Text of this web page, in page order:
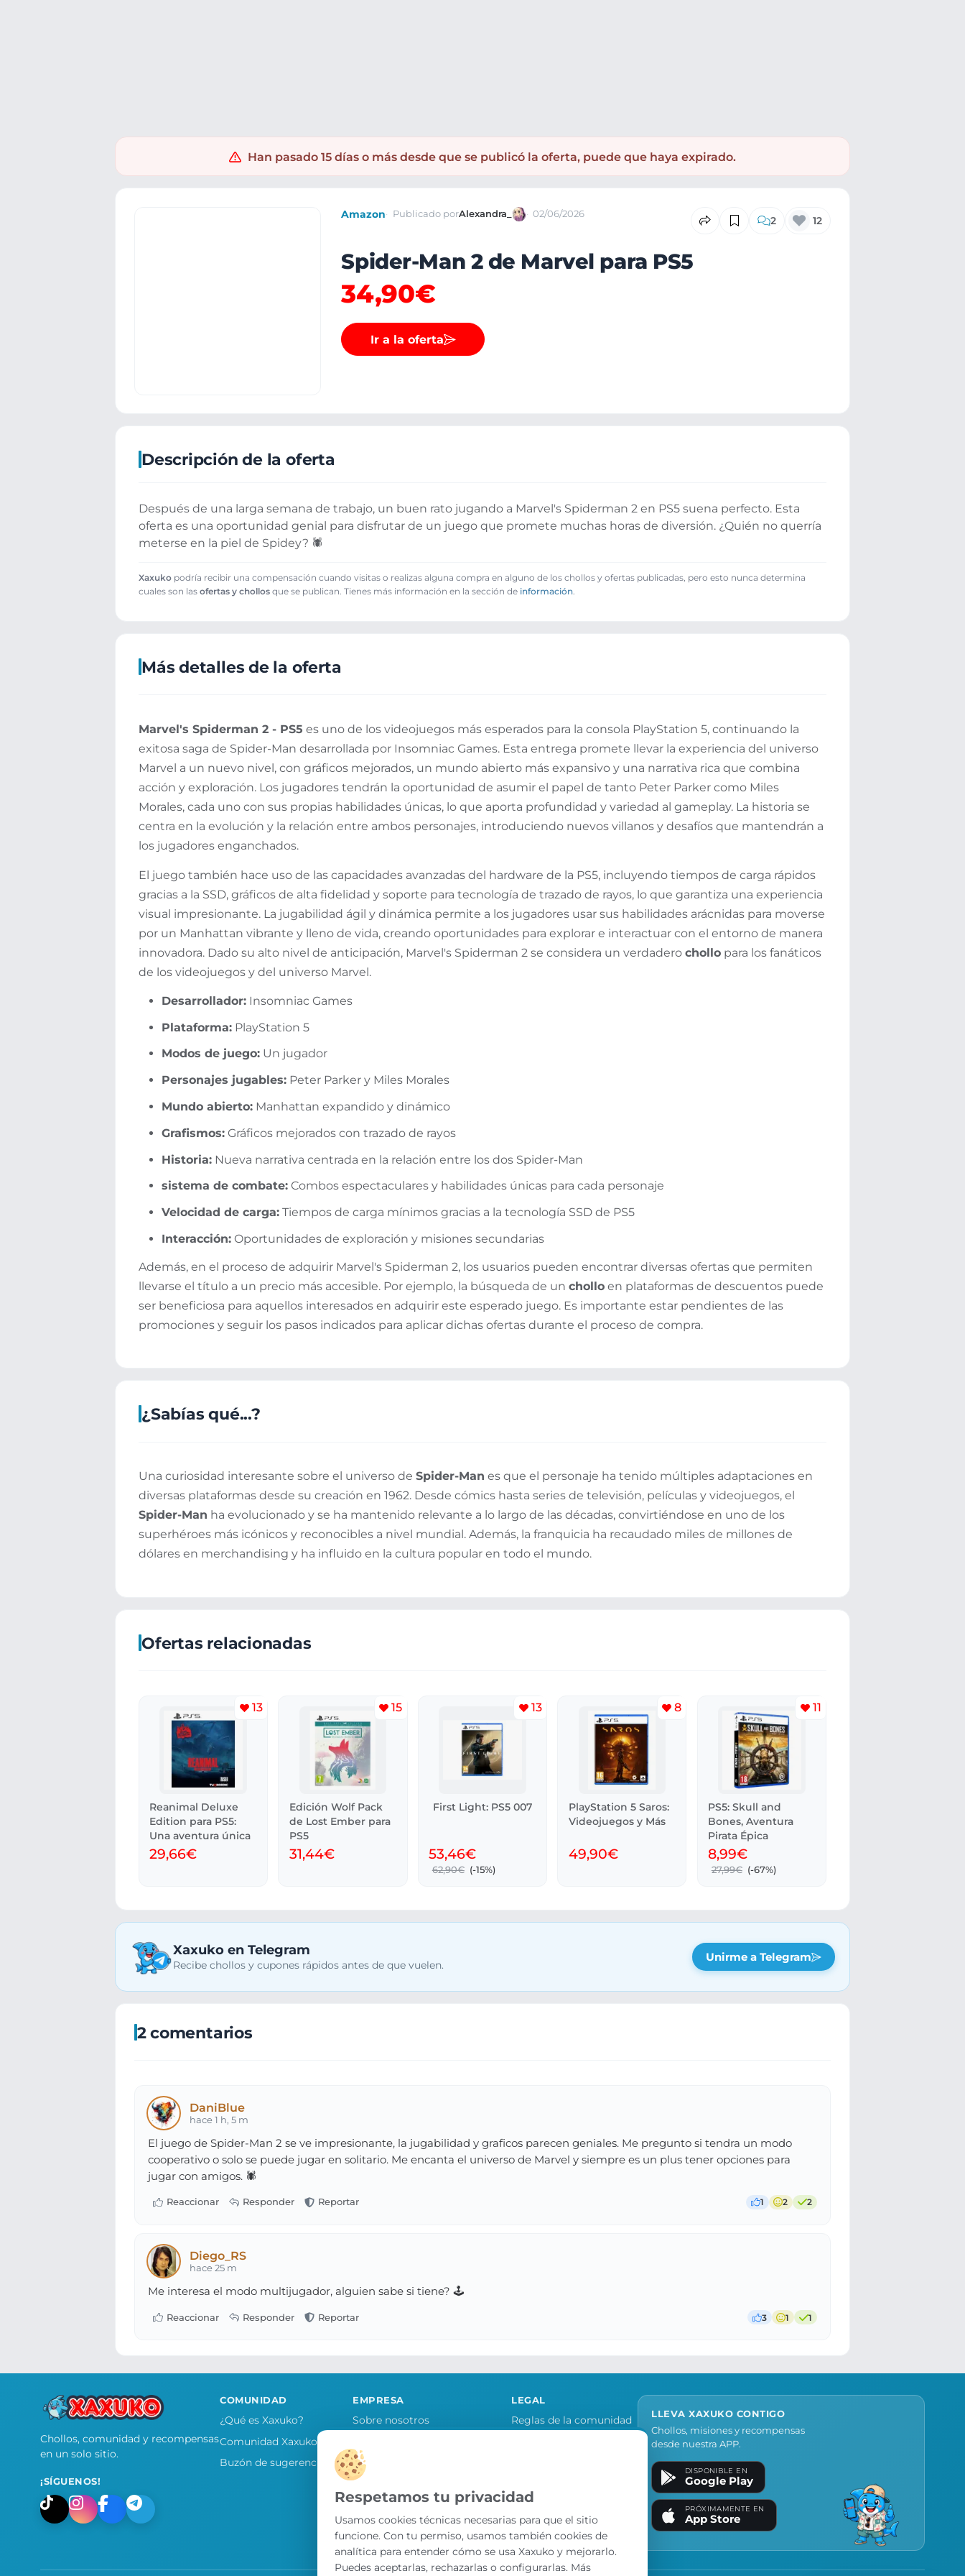
Han pasado 15 días o más desde que se publicó la oferta, puede que haya expirado.
Amazon Publicado porAlexandra_ 02/06/2026 2 12
Spider-Man 2 de Marvel para PS5
34,90€
Ir a la oferta
Descripción de la oferta
Después de una larga semana de trabajo, un buen rato jugando a Marvel's Spiderman 2 en PS5 suena perfecto. Esta
oferta es una oportunidad genial para disfrutar de un juego que promete muchas horas de diversión. ¿Quién no querría
meterse en la piel de Spidey? 🕷️
Xaxuko podría recibir una compensación cuando visitas o realizas alguna compra en alguno de los chollos y ofertas publicadas, pero esto nunca determina
cuales son las ofertas y chollos que se publican. Tienes más información en la sección de información
Más detalles de la oferta
Marvel's Spiderman 2 - PS5 es uno de los videojuegos más esperados para la consola PlayStation 5, continuando la
exitosa saga de Spider-Man desarrollada por Insomniac Games. Esta entrega promete llevar la experiencia del universo
Marvel a un nuevo nivel, con gráficos mejorados, un mundo abierto más expansivo y una narrativa rica que combina
acción y exploración. Los jugadores tendrán la oportunidad de asumir el papel de tanto Peter Parker como Miles
Morales, cada uno con sus propias habilidades únicas, lo que aporta profundidad y variedad al gameplay. La historia se
centra en la evolución y la relación entre ambos personajes, introduciendo nuevos villanos y desafíos que mantendrán a
los jugadores enganchados.
El juego también hace uso de las capacidades avanzadas del hardware de la PS5, incluyendo tiempos de carga rápidos
gracias a la SSD, gráficos de alta fidelidad y soporte para tecnología de trazado de rayos, lo que garantiza una experiencia
visual impresionante. La jugabilidad ágil y dinámica permite a los jugadores usar sus habilidades arácnidas para moverse
por un Manhattan vibrante y lleno de vida, creando oportunidades para explorar e interactuar con el entorno de manera
innovadora. Dado su alto nivel de anticipación, Marvel's Spiderman 2 se considera un verdadero chollo para los fanáticos
de los videojuegos y del universo Marvel.
Desarrollador: Insomniac Games
Plataforma: PlayStation 5
Modos de juego: Un jugador
Personajes jugables: Peter Parker y Miles Morales
Mundo abierto: Manhattan expandido y dinámico
Grafismos: Gráficos mejorados con trazado de rayos
Historia: Nueva narrativa centrada en la relación entre los dos Spider-Man
sistema de combate: Combos espectaculares y habilidades únicas para cada personaje
Velocidad de carga: Tiempos de carga mínimos gracias a la tecnología SSD de PS5
Interacción: Oportunidades de exploración y misiones secundarias
Además, en el proceso de adquirir Marvel's Spiderman 2, los usuarios pueden encontrar diversas ofertas que permiten
llevarse el título a un precio más accesible. Por ejemplo, la búsqueda de un chollo en plataformas de descuentos puede
ser beneficiosa para aquellos interesados en adquirir este esperado juego. Es importante estar pendientes de las
promociones y seguir los pasos indicados para aplicar dichas ofertas durante el proceso de compra.
¿Sabías qué...?
Una curiosidad interesante sobre el universo de Spider-Man es que el personaje ha tenido múltiples adaptaciones en
diversas plataformas desde su creación en 1962. Desde cómics hasta series de televisión, películas y videojuegos, el
Spider-Man ha evolucionado y se ha mantenido relevante a lo largo de las décadas, convirtiéndose en uno de los
superhéroes más icónicos y reconocibles a nivel mundial. Además, la franquicia ha recaudado miles de millones de
dólares en merchandising y ha influido en la cultura popular en todo el mundo.
Ofertas relacionadas
13
Reanimal Deluxe
Edition para PS5:
Una aventura única
29,66€
15
Edición Wolf Pack
de Lost Ember para
PS5
31,44€
13
First Light: PS5 007
53,46€
62,90€ (-15%)
8
PlayStation 5 Saros:
Videojuegos y Más
49,90€
11
PS5: Skull and
Bones, Aventura
Pirata Épica
8,99€
27,99€ (-67%)
Xaxuko en Telegram
Recibe chollos y cupones rápidos antes de que vuelen.
Unirme a Telegram
2 comentarios
DaniBlue
hace 1 h, 5 m
El juego de Spider-Man 2 se ve impresionante, la jugabilidad y graficos parecen geniales. Me pregunto si tendra un modo
cooperativo o solo se puede jugar en solitario. Me encanta el universo de Marvel y siempre es un plus tener opciones para
jugar con amigos. 🕷️
1 2 2
Diego_RS
hace 25 m
Me interesa el modo multijugador, alguien sabe si tiene? 🕹️
3 1 1
Chollos, comunidad y recompensas
en un solo sitio.
¡SÍGUENOS!
COMUNIDAD
¿Qué es Xaxuko?
Comunidad Xaxuko
Buzón de sugerencias
EMPRESA
Sobre nosotros
Contacto
LEGAL
Reglas de la comunidad
Preferencias de cookies
LLEVA XAXUKO CONTIGO
Chollos, misiones y recompensas
desde nuestra APP.
DISPONIBLE EN
Google Play
PRÓXIMAMENTE EN
App Store
Respetamos tu privacidad
Usamos cookies técnicas necesarias para que el sitio
funcione. Con tu permiso, usamos también cookies de
analítica para entender cómo se usa Xaxuko y mejorarlo.
Puedes aceptarlas, rechazarlas o configurarlas. Más